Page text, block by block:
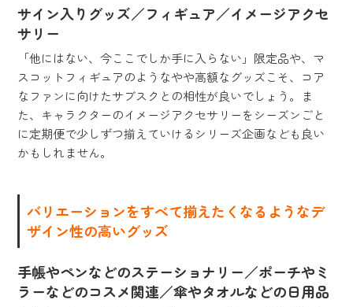
サイン入りグッズ／フィギュア／イメージアクセ
サリー
「他にはない、今ここでしか手に入らない」限定品や、マ
スコットフィギュアのようなやや高額なグッズこそ、コア
なファンに向けたサブスクとの相性が良いでしょう。ま
た、キャラクターのイメージアクセサリーをシーズンごと
に定期便で少しずつ揃えていけるシリーズ企画なども良い
かもしれません。
バリエーションをすべて揃えたくなるようなデ
ザイン性の高いグッズ
手帳やペンなどのステーショナリー／ポーチやミ
ラーなどのコスメ関連／傘やタオルなどの日用品